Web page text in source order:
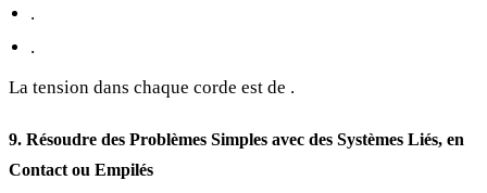
.
.
La tension dans chaque corde est de .
9. Résoudre des Problèmes Simples avec des Systèmes Liés, en
Contact ou Empilés